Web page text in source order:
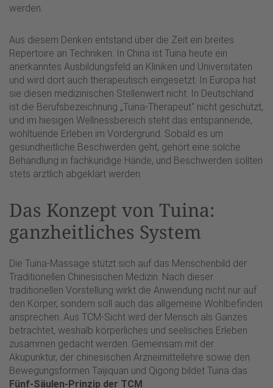
werden.
Aus diesem Denken entstand über die Zeit ein breites
Repertoire an Techniken. In China ist Tuina heute ein
anerkanntes Ausbildungsfeld an Kliniken und Universitäten
und wird dort auch therapeutisch eingesetzt. In Europa hat
sie diesen medizinischen Stellenwert nicht: In Deutschland
ist die Berufsbezeichnung „Tuina-Therapeut" nicht geschützt,
und im hiesigen Wellnessbereich steht das entspannende,
wohltuende Erleben im Vordergrund. Sobald es um
gesundheitliche Beschwerden geht, gehört eine solche
Behandlung in fachkundige Hände, und Beschwerden sollten
stets ärztlich abgeklärt werden.
Das Konzept von Tuina:
ganzheitliches System
Die Tuina-Massage stützt sich auf das Menschenbild der
Traditionellen Chinesischen Medizin. Nach dieser
traditionellen Vorstellung wirkt die Anwendung nicht nur auf
den Körper, sondern soll auch das allgemeine Wohlbefinden
ansprechen. Aus TCM-Sicht wird der Mensch als Ganzes
betrachtet, weshalb körperliches und seelisches Erleben
zusammen gedacht werden. Gemeinsam mit der
Akupunktur, der chinesischen Arzneimittellehre sowie den
Bewegungsformen Taijiquan und Qigong bildet Tuina das
Fünf-Säulen-Prinzip der TCM